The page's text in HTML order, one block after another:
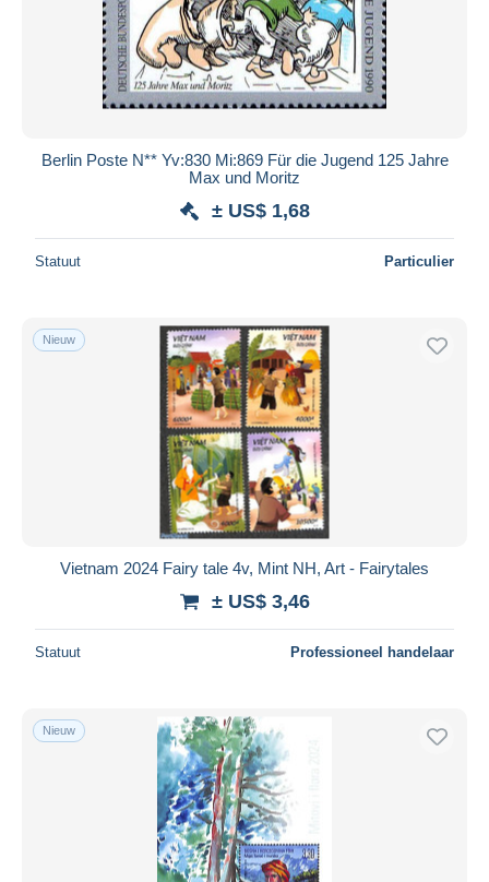
Berlin Poste N** Yv:830 Mi:869 Für die Jugend 125 Jahre
Max und Moritz
± US$ 1,68
Statuut Particulier
Nieuw
Vietnam 2024 Fairy tale 4v, Mint NH, Art - Fairytales
± US$ 3,46
Statuut Professioneel handelaar
Nieuw